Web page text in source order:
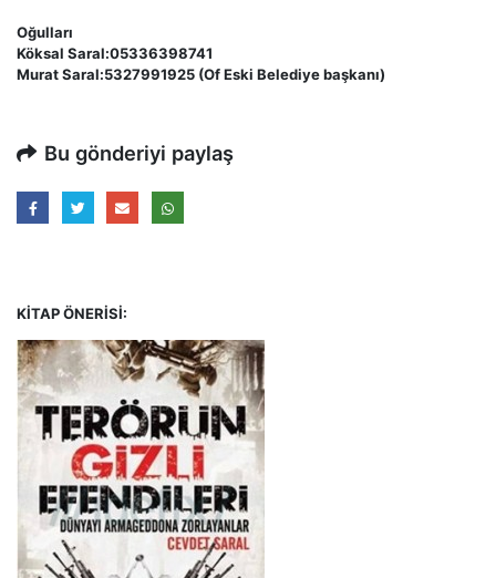
Oğulları
Köksal Saral:05336398741
Murat Saral:5327991925 (Of Eski Belediye başkanı)
Bu gönderiyi paylaş
KITAP ÖNERISI: